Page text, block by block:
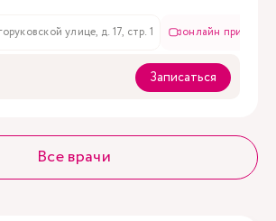
улице, д. 17, стр. 1 онлайн приём
Записаться
Все врачи